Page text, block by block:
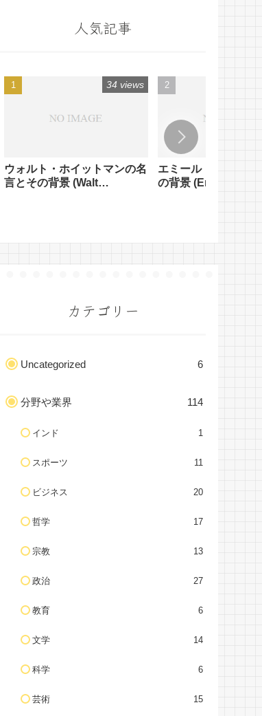
人気記事
ウォルト・ホイットマンの名
言とその背景 (Walt
34 views
エミール・クーエの
の背景 (Emile
カテゴリー
Uncategorized 6
分野や業界 114
インド 1
スポーツ 11
ビジネス 20
哲学 17
宗教 13
政治 27
教育 6
文学 14
科学 6
芸術 15